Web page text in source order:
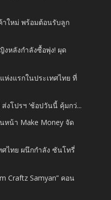
าใหม่ พร้อมต้อนรับลูก
งหลังกำลังซื้อพุ่ง! ผุด
ห่งแรกในประเทศไทย ที่
งโปรฯ ‘ช้อปวันนี้ คุ้มกว่...
หน้า Make Money จัด
ไทย ผนึกกำลัง ซันโทรี่
Craftz Samyan” คอน